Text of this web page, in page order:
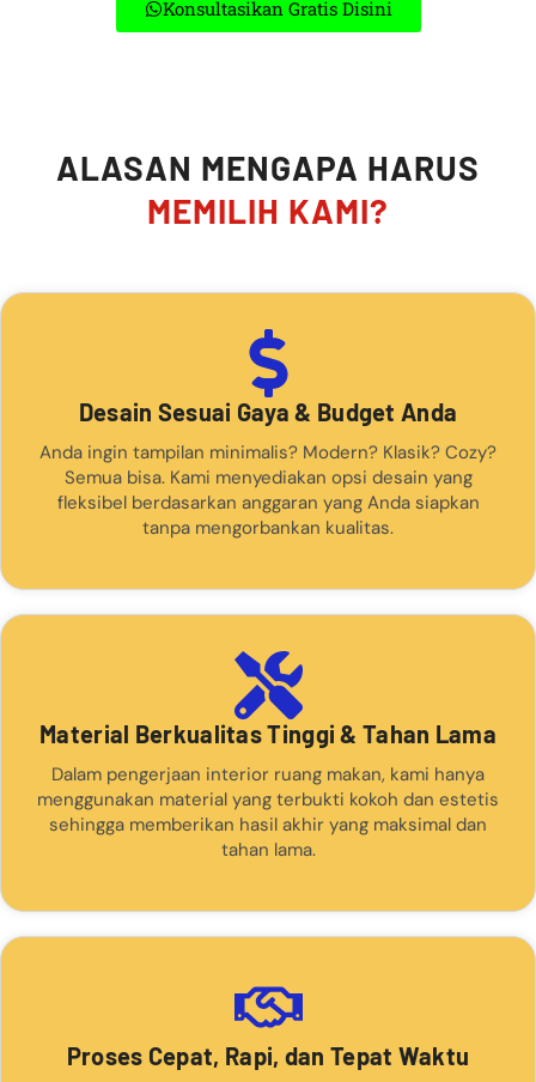
Konsultasikan Gratis Disini
ALASAN MENGAPA HARUS
MEMILIH KAMI?
Desain Sesuai Gaya & Budget Anda
Anda ingin tampilan minimalis? Modern? Klasik? Cozy?
Semua bisa. Kami menyediakan opsi desain yang
fleksibel berdasarkan anggaran yang Anda siapkan
tanpa mengorbankan kualitas.
Material Berkualitas Tinggi & Tahan Lama
Dalam pengerjaan interior ruang makan, kami hanya
menggunakan material yang terbukti kokoh dan estetis
sehingga memberikan hasil akhir yang maksimal dan
tahan lama.
Proses Cepat, Rapi, dan Tepat Waktu